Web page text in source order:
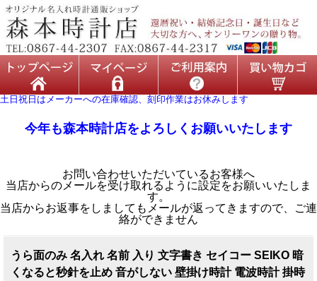
土日祝日はメーカーへの在庫確認、刻印作業はお休みします
今年も森本時計店をよろしくお願いいたします
お問い合わせいただいているお客様へ
当店からのメールを受け取れるように設定をお願いいたしま
す。
当店からお返事をしましてもメールが返ってきますので、ご連
絡ができません
うら面のみ 名入れ 名前 入り 文字書き セイコー SEIKO 暗
くなると秒針を止め 音がしない 壁掛け時計 電波時計 掛時